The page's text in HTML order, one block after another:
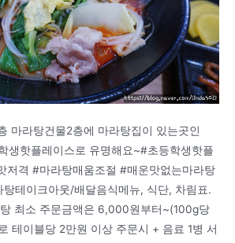
마라탕건물2층에 마라탕집이 있는곳인
생핫플레이스로 유명해요~#초등학생핫플
저격 #마라탕매움조절 #매운맛없는마라탕
테이크아웃/배달음식메뉴, 식단, 차림표.
최소 주문금액은 6,000원부터~(100g당
테이블당 2만원 이상 주문시 + 음료 1병 서